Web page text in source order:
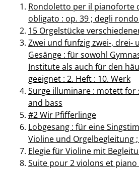
Rondoletto per il pianoforte
obligato : op. 39 ; degli
15 Orgelstücke
Zwei und funfzig zwei-, drei-
Gesänge : für sowohl
Institute als auch für den
geeignet : 2. Heft : 10. Werk
Surge illuminare : motett
and bass
#2 Wir Pfifferlinge
Lobgesang : für eine
Violine und Orgelbegleitung
Elegie für Violine mit
Suite pour 2 violons et piano